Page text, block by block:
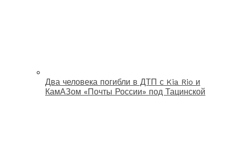
Два человека погибли в ДТП с Kia Rio и
КамАЗом «Почты России» под Тацинской